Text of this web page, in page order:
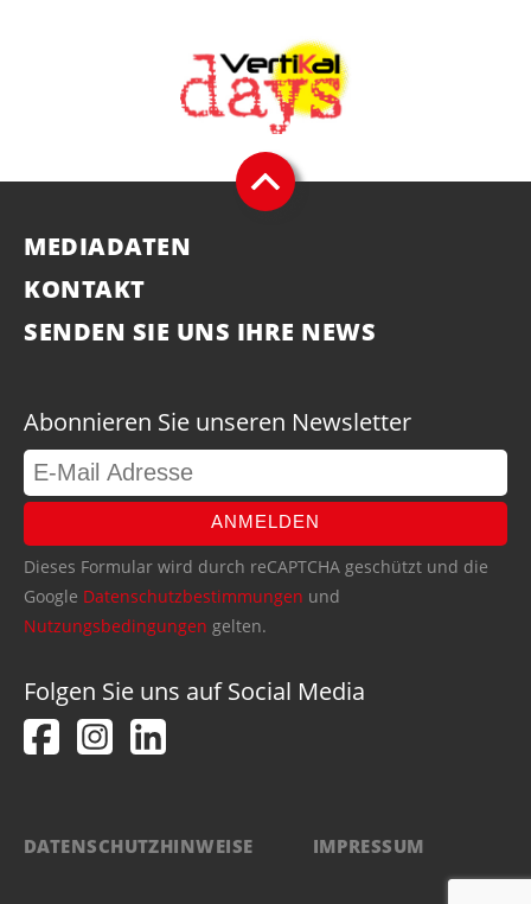
MEDIADATEN
KONTAKT
SENDEN SIE UNS IHRE NEWS
Abonnieren Sie unseren Newsletter
ANMELDEN
Dieses Formular wird durch reCAPTCHA geschützt und die
Google Datenschutzbestimmungen und
Nutzungsbedingungen gelten.
Folgen Sie uns auf Social Media
DATENSCHUTZHINWEISE IMPRESSUM